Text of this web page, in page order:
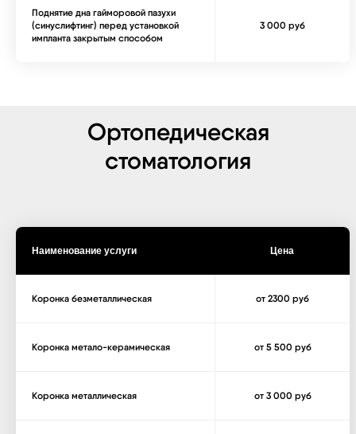
Поднятие дна гайморовой пазухи
(синуслифтинг) перед установкой
импланта закрытым способом
3 000 руб
Ортопедическая
стоматология
Наименование услуги Цена
Коронка безметаллическая от 2300 руб
Коронка метало-керамическая от 5 500 руб
Коронка металлическая от 3 000 руб